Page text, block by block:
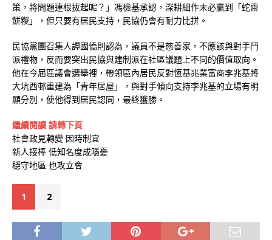
策，將問題連根拔起呢？」馮檢基承認，深耕細作未必贏到「蛇齋
餅糉」，但只要有居民支持，民協仍會有耐力比拼。
民協黨團召集人譚國僑則認為，議員不是慈善家，不應該與對手鬥
派禮物，反而要突出民協與建制派在社區議題上不同的價值取向。
他在今屆區議會選舉裡，帶領區內居民反對恆基兆業富商李兆基將
大坑西邨重建為「青年居屋」，與對手傾向支持李兆基的立場有明
顯分別，使他得到居民認同，最終獲勝。
繼續閱讀 請轉下頁
社會政見轉變 因時制宜
新人接棒 低知名度成隱憂
穩守地區 也攻立會
1 2